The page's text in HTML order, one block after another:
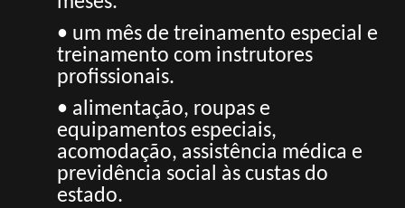
• um mês de treinamento especial e
treinamento com instrutores
profissionais.
• alimentação, roupas e
equipamentos especiais,
acomodação, assistência médica e
previdência social às custas do
estado.